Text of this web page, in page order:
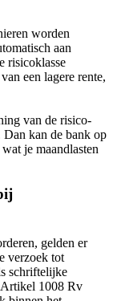
worden
aan
risicoklasse
een lagere rente,
van de risico-
kan de bank op
je maandlasten
gelden er
verzoek tot
schriftelijke
Artikel 1008 Rv